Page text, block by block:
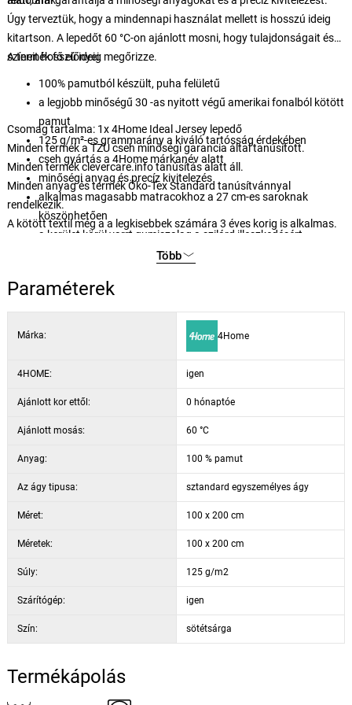
Úgy terveztük, hogy a mindennapi használat mellett is hosszú ideig
kitartson. A lepedőt 60 °C-on ajánlott mosni, hogy tulajdonságait és
színeit hosszú ideig megőrizze.
A termék fő előnyei:
100% pamutból készült, puha felületű
a legjobb minőségű 30 -as nyitott végű amerikai fonalból kötött
pamut
125 g/m²-es grammarány a kiváló tartósság érdekében
cseh gyártás a 4Home márkanév alatt
minőségi anyag és precíz kivitelezés
alkalmas magasabb matracokhoz a 27 cm-es saroknak
köszönhetően
a kerület körül varrt gumiszalag a szilárd illeszkedésért
gumiszalag BUREAU VERITAS CERTIFICATION
alkalmas szárítógépben szárításra kímélő programon
finom és elegáns színekben.
Csomag tartalma: 1x 4Home Ideal Jersey lepedő
Minden termék a TZU cseh minőségi garancia által tanúsított.
Minden termék clevercare.info tanúsítás alatt áll.
Minden anyag és termék Öko-Tex Standard tanúsítvánnyal
rendelkezik.
A kötött textil még a a legkisebbek számára 3 éves korig is alkalmas.
Több
Paraméterek
Márka: 4Home
4HOME: igen
Ajánlott kor ettől: 0 hónaptóe
Ajánlott mosás: 60 °C
Anyag: 100 % pamut
Az ágy tipusa: sztandard egyszemélyes ágy
Méret: 100 x 200 cm
Méretek: 100 x 200 cm
Súly: 125 g/m2
Szárítógép: igen
Szín: sötétsárga
Termékápolás